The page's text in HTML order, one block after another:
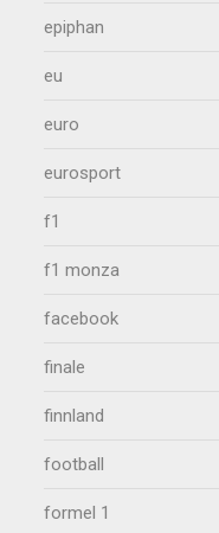
epiphan
eu
euro
eurosport
f1
f1 monza
facebook
finale
finnland
football
formel 1